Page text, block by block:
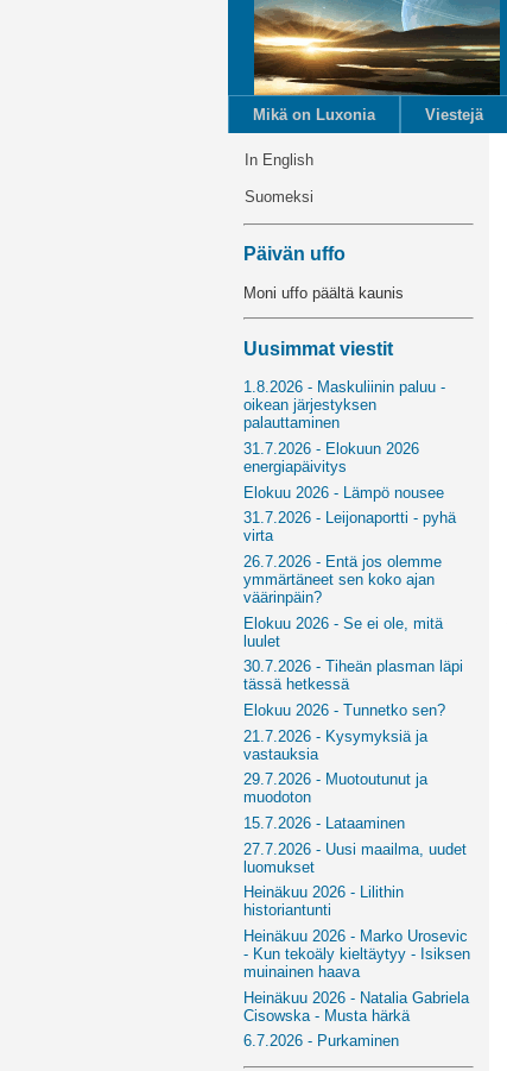
Mikä on Luxonia Viestejä
In English
Suomeksi
Päivän uffo
Moni uffo päältä kaunis
Uusimmat viestit
1.8.2026 - Maskuliinin paluu -
oikean järjestyksen
palauttaminen
31.7.2026 - Elokuun 2026
energiapäivitys
Elokuu 2026 - Lämpö nousee
31.7.2026 - Leijonaportti - pyhä
virta
26.7.2026 - Entä jos olemme
ymmärtäneet sen koko ajan
väärinpäin?
Elokuu 2026 - Se ei ole, mitä
luulet
30.7.2026 - Tiheän plasman läpi
tässä hetkessä
Elokuu 2026 - Tunnetko sen?
21.7.2026 - Kysymyksiä ja
vastauksia
29.7.2026 - Muotoutunut ja
muodoton
15.7.2026 - Lataaminen
27.7.2026 - Uusi maailma, uudet
luomukset
Heinäkuu 2026 - Lilithin
historiantunti
Heinäkuu 2026 - Marko Urosevic
- Kun tekoäly kieltäytyy - Isiksen
muinainen haava
Heinäkuu 2026 - Natalia Gabriela
Cisowska - Musta härkä
6.7.2026 - Purkaminen